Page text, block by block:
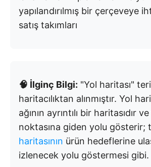
yapılandırılmış bir çerçeveye
satış takımları
🧠 İlginç Bilgi: "Yol haritası"
haritacılıktan alınmıştır. Yol
ağının ayrıntılı bir haritasıdır
noktasına giden yolu gösterir;
haritasının ürün hedeflerine
izlenecek yolu göstermesi gibi.